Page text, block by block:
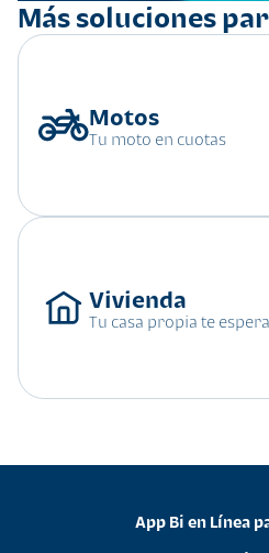
Más soluciones
Tu moto en cuotas
Tu casa propia te espera
App Bi en Línea